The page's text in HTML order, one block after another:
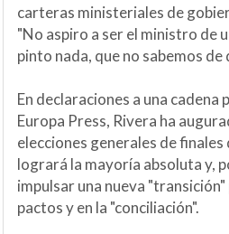
carteras ministeriales de
"No aspiro a ser el ministro de
pinto nada, que no sabemos de
En declaraciones a una
Europa Press, Rivera ha
elecciones generales de
logrará la mayoría absoluta y,
impulsar una nueva
pactos y en la "conciliación".